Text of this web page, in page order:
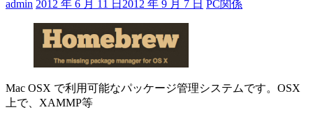
admin 2012 年 6 月 11 日 2012 年 9 月 7 日 PC関係
Mac OSX で利用可能なパッケージ管理システムです。OSX
上で、XAMMP等